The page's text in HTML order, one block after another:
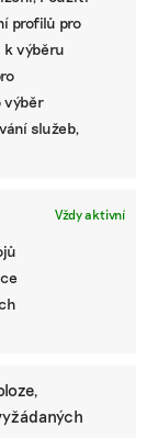
profilů pro
k výběru
výběr
služeb,
Vždy aktivní